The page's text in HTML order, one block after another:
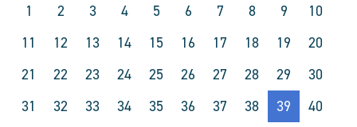
1 2 3 4 5 6 7 8 9
10
11
12 13 14 15 16 17 18 19
20
21
22 23 24 25 26 27 28 29
30
31
32 33 34 35 36 37 38 39
40